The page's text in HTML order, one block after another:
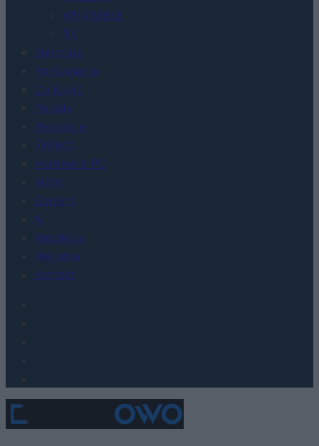
WEARABLE
TV
Recenzje
Porównania
Co kupić
Porady
Promocje
FinTech
Hardware PC
Moto
Gaming
AI
Redakcja
Reklama
Kontakt